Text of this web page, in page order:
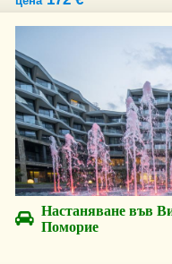
Настаняване във
Поморие